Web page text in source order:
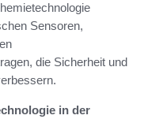
Sensoren,
die Sicherheit und
in der